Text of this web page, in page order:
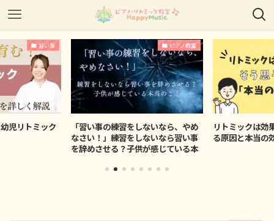
習い事
児リトミック
ピアノ教室
「習い事の練習をしないなら、やめ
なさい！」練習をしないなら習い事
を辞めさせる？子供が感じている本
リトミックは効
る原因と本当の